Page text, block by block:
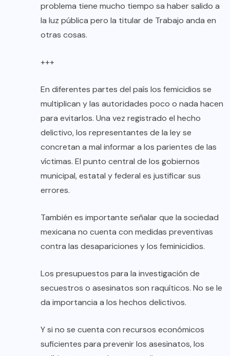
problema tiene mucho tiempo sa haber salido a
la luz pública pero la titular de Trabajo anda en
otras cosas.
+++
En diferentes partes del país los femicidios se
multiplican y las autoridades poco o nada hacen
para evitarlos. Una vez registrado el hecho
delictivo, los representantes de la ley se
concretan a mal informar a los parientes de las
víctimas. El punto central de los gobiernos
municipal, estatal y federal es justificar sus
errores.
También es importante señalar que la sociedad
mexicana no cuenta con medidas preventivas
contra las desapariciones y los feminicidios.
Los presupuestos para la investigación de
secuestros o asesinatos son raquíticos. No se le
da importancia a los hechos delictivos.
Y si no se cuenta con recursos económicos
suficientes para prevenir los asesinatos, los